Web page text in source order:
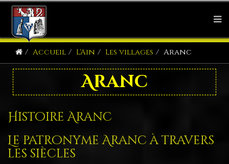
Accueil L'Ain Les villages Aranc
Aranc
Histoire Aranc
Le patronyme Aranc à travers
les siècles